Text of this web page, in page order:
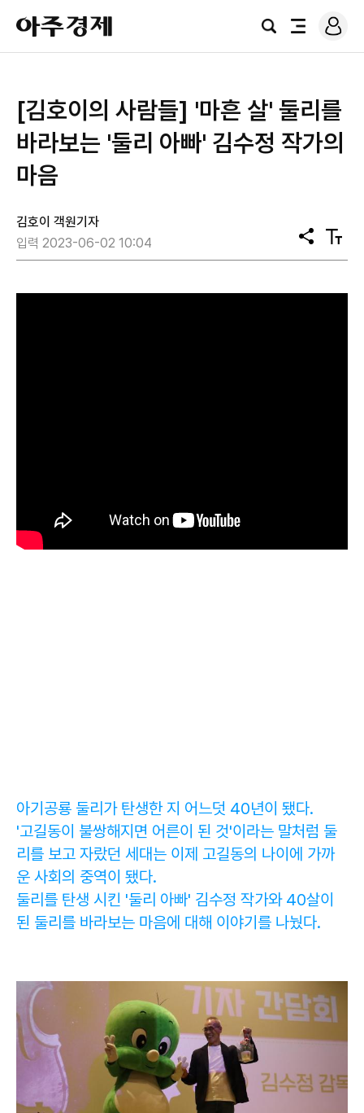
아
주
경
검
전
로
그
[김호이의 사람들] '마흔 살' 둘리를
바라보는 '둘리 아빠' 김수정 작가의
마음
김호이 객원기자
입력 2023-06-02 10:04
공
유
텍
스
기
아기공룡 둘리가 탄생한 지 어느덧 40년이 됐다.
'고길동이 불쌍해지면 어른이 된 것'이라는 말처럼 둘
리를 보고 자랐던 세대는 이제 고길동의 나이에 가까
운 사회의 중역이 됐다.
둘리를 탄생 시킨 '둘리 아빠' 김수정 작가와 40살이
된 둘리를 바라보는 마음에 대해 이야기를 나눴다.